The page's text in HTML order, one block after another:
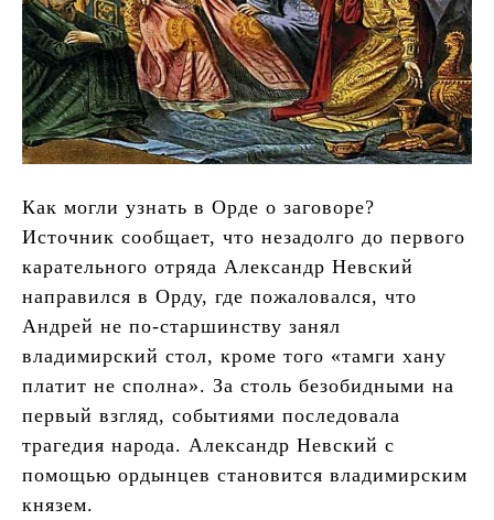
Как могли узнать в Орде о заговоре?
Источник сообщает, что незадолго до первого
карательного отряда Александр Невский
направился в Орду, где пожаловался, что
Андрей не по-старшинству занял
владимирский стол, кроме того «тамги хану
платит не сполна». За столь безобидными на
первый взгляд, событиями последовала
трагедия народа. Александр Невский с
помощью ордынцев становится владимирским
князем.